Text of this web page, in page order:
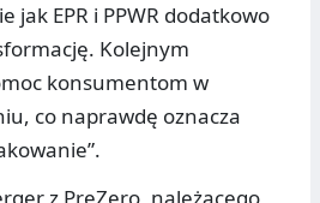
jak EPR i PPWR dodatkowo
Kolejnym
konsumentom w
co naprawdę oznacza